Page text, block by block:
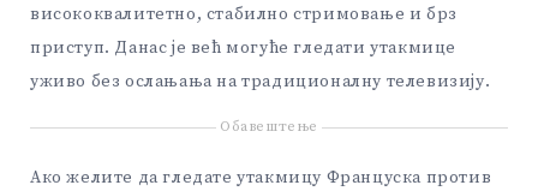
висококвалитетно, стабилно стримовање и брз
приступ. Данас је већ могуће гледати утакмице
уживо без ослањања на традиционалну телевизију.
Обавештење
Ако желите да гледате утакмицу Француска против